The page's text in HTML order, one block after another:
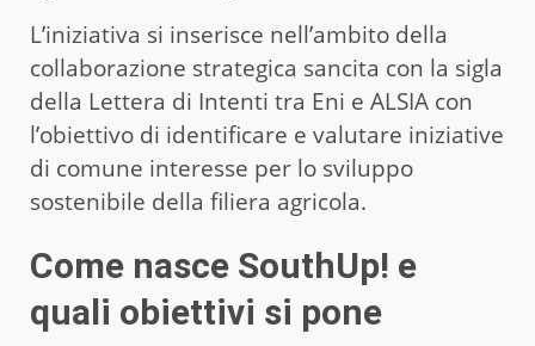
L’iniziativa si inserisce nell’ambito della
collaborazione strategica sancita con la sigla
della Lettera di Intenti tra Eni e ALSIA con
l’obiettivo di identificare e valutare iniziative
di comune interesse per lo sviluppo
sostenibile della filiera agricola.
Come nasce SouthUp! e
quali obiettivi si pone